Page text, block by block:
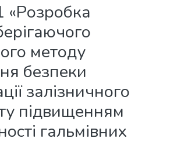
методу
безпеки
залізничного
підвищенням
гальмівних